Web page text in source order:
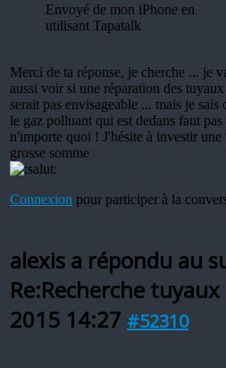
Envoyé de mon iPhone en
utilisant Tapatalk
Merci de ta réponse, je cherche ... je
aussi voir si une réparation des
serait pas envisageable ... mais je sais
le gaz polluant qui est dedans faut
n'importe quoi ! J'hésite à investir une
grosse somme
Connexion pour participer à la
alexis a répondu au
Re:Recherche
2015 14:27 #52310